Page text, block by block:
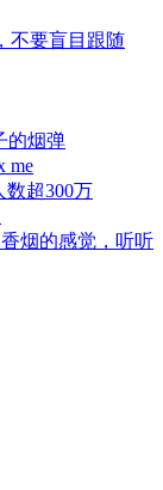
不要盲目跟随
的烟弹
me
超300万
烟的感觉，听听